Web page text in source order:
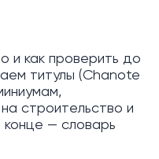
и как проверить до
титулы (Chanote
строительство и
конце — словарь